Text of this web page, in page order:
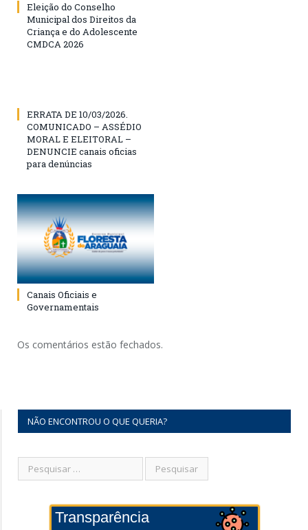
Eleição do Conselho
Municipal dos Direitos da
Criança e do Adolescente
CMDCA 2026
ERRATA DE 10/03/2026.
COMUNICADO – ASSÉDIO
MORAL E ELEITORAL –
DENUNCIE canais oficias
para denúncias
Canais Oficiais e
Governamentais
Os comentários estão fechados.
NÃO ENCONTROU O QUE QUERIA?
Transparência